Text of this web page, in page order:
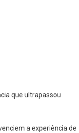
que ultrapassou
a experiência de